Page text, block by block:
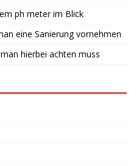
ph meter im Blick
eine Sanierung vornehmen
hierbei achten muss